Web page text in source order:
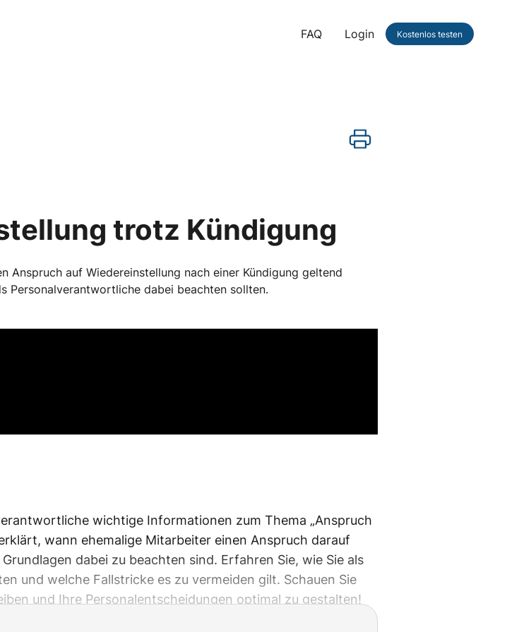
FAQ Login Kostenlos testen
trotz Kündigung
Anspruch auf Wiedereinstellung nach einer Kündigung geltend
Personalverantwortliche dabei beachten sollten.
wichtige Informationen zum Thema „Anspruch
wann ehemalige Mitarbeiter einen Anspruch darauf
dabei zu beachten sind. Erfahren Sie, wie Sie als
und welche Fallstricke es zu vermeiden gilt. Schauen Sie
und Ihre Personalentscheidungen optimal zu gestalten!